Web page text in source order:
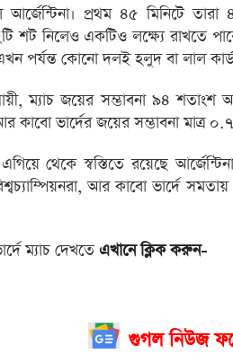
প্রথম ৪৫ মিনিটে
শট নিলেও একটিও লক্ষ্যে রাখতে
পর্যন্ত কোনো দলই হলুদ বা লাল
ম্যাচ জয়ের সম্ভাবনা ৯৪ শতাংশ
কাবো ভার্দের জয়ের সম্ভাবনা মাত্র
থেকে স্বস্তিতে রয়েছে
আর কাবো ভার্দে
ম্যাচ দেখতে এখানে ক্লিক করুন-
গুগল নিউজ